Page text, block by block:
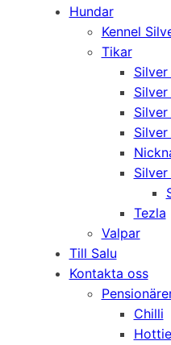
Hundar
Kennel
Tikar
Tezla
Valpar
Till Salu
Kontakta oss
Chilli
Hottie